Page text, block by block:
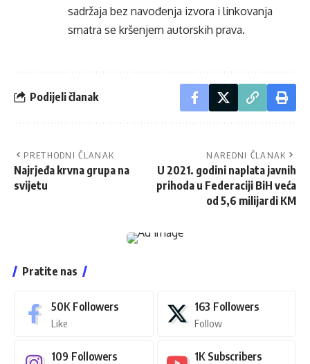
sadržaja bez navođenja izvora i linkovanja
smatra se kršenjem autorskih prava.
Podijeli članak
PRETHODNI ČLANAK
Najrjeđa krvna grupa na
svijetu
NAREDNI ČLANAK
U 2021. godini naplata javnih
prihoda u Federaciji BiH veća
od 5,6 milijardi KM
Pratite nas
50K Followers
Like
163 Followers
Follow
109 Followers 1K Subscribers